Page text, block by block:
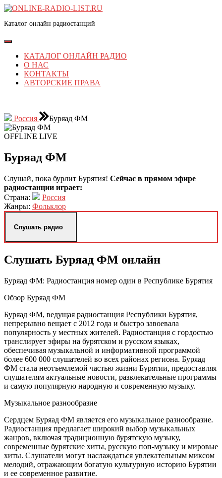
Перейти
содержимому
к
содержимому
Каталог онлайн радиостанций
Кнопка
ОткрытьКАТАЛОГ ОНЛАЙН РАДИО
О НАС
КОНТАКТЫ
АВТОРСКИЕ ПРАВА
Россия
Буряад ФМ
OFFLINE LIVE
Буряад ФМ
Слушай, пока бурлит Бурятия! Сейчас в прямом эфире
радиостанции играет:
Страна:
Россия
Жанры: Фольклор
Слушать радио
Слушать Буряад ФМ онлайн
Буряад ФМ: Радиостанция номер один в Республике Бурятия
Обзор Буряад ФМ
Буряад ФМ, ведущая радиостанция Республики Бурятия,
непрерывно вещает с 2012 года и быстро завоевала
популярность у местных жителей. Радиостанция с гордостью
транслирует эфиры на бурятском и русском языках,
обеспечивая музыкальной и информативной программой
более 600 000 слушателей во всех районах региона. Буряад
ФМ стала неотъемлемой частью жизни Бурятии, предоставляя
слушателям актуальные новости, развлекательные программы
и самую популярную народную и современную музыку.
Музыкальное разнообразие
Сердцем Буряад ФМ является его музыкальное разнообразие.
Радиостанция предлагает широкий выбор музыкальных
жанров, включая традиционную бурятскую музыку,
современные бурятские хиты, русскую поп-музыку и мировые
хиты. Слушатели могут наслаждаться увлекательным миксом
мелодий, отражающим богатую культурную историю Бурятии
и ее современное развитие.